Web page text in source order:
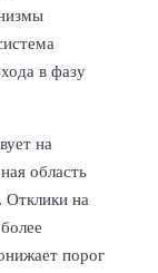
в фазу
на
область
Отклики на
порог